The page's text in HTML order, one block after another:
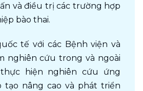
và điều trị các trường hợp
bào thai.
tế với các Bệnh viện và
nghiên cứu trong và ngoài
hiện nghiên cứu ứng
tạo nâng cao và phát triển